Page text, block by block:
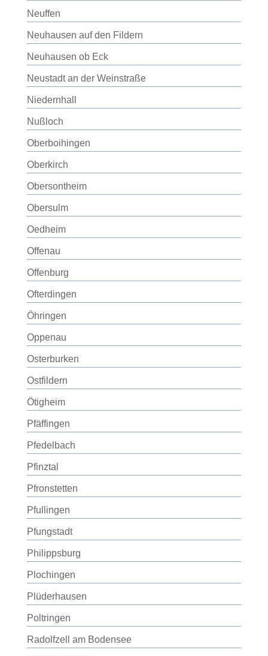
Neuffen
Neuhausen auf den Fildern
Neuhausen ob Eck
Neustadt an der Weinstraße
Niedernhall
Nußloch
Oberboihingen
Oberkirch
Obersontheim
Obersulm
Oedheim
Offenau
Offenburg
Ofterdingen
Öhringen
Oppenau
Osterburken
Ostfildern
Ötigheim
Pfäffingen
Pfedelbach
Pfinztal
Pfronstetten
Pfullingen
Pfungstadt
Philippsburg
Plochingen
Plüderhausen
Poltringen
Radolfzell am Bodensee